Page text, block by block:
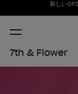
お得情報
新しい
Item 1 of 1
7th & Flower